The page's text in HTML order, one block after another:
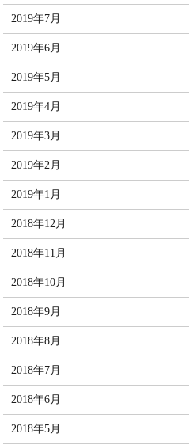
2019年7月
2019年6月
2019年5月
2019年4月
2019年3月
2019年2月
2019年1月
2018年12月
2018年11月
2018年10月
2018年9月
2018年8月
2018年7月
2018年6月
2018年5月